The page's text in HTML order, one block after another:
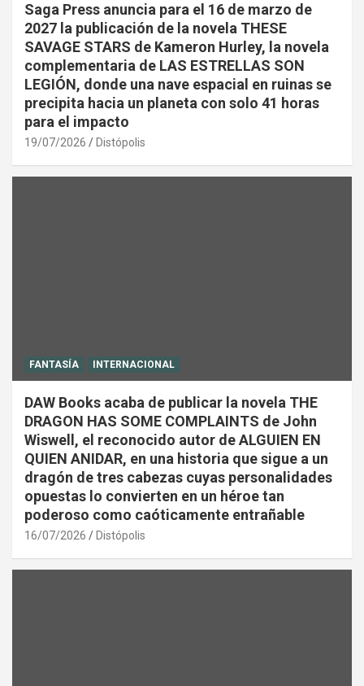
Saga Press anuncia para el 16 de marzo de
2027 la publicación de la novela THESE
SAVAGE STARS de Kameron Hurley, la novela
complementaria de LAS ESTRELLAS SON
LEGIÓN, donde una nave espacial en ruinas se
precipita hacia un planeta con solo 41 horas
para el impacto
19/07/2026 Distópolis
FANTASÍA INTERNACIONAL
DAW Books acaba de publicar la novela THE
DRAGON HAS SOME COMPLAINTS de John
Wiswell, el reconocido autor de ALGUIEN EN
QUIEN ANIDAR, en una historia que sigue a un
dragón de tres cabezas cuyas personalidades
opuestas lo convierten en un héroe tan
poderoso como caóticamente entrañable
16/07/2026 Distópolis